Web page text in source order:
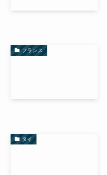
フランス
タイ